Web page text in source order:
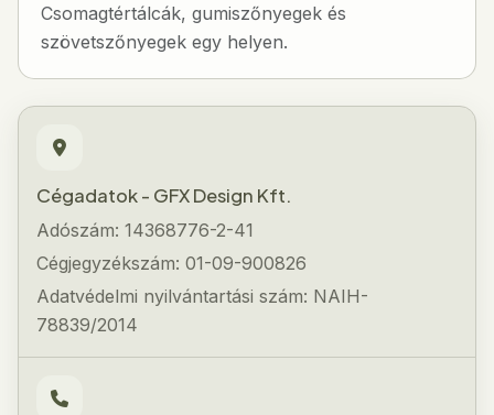
Csomagtértálcák, gumiszőnyegek és
szövetszőnyegek egy helyen.
Cégadatok - GFX Design Kft.
Adószám: 14368776-2-41
Cégjegyzékszám: 01-09-900826
Adatvédelmi nyilvántartási szám: NAIH-
78839/2014